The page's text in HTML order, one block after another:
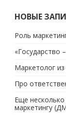
НОВЫЕ
Роль
«Государство
Маркетолог
Про
Еще
маркетингу